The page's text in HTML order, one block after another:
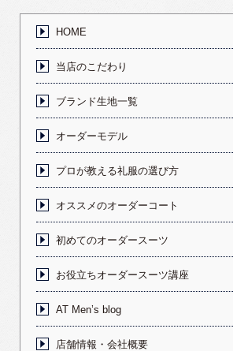
HOME
当店のこだわり
ブランド生地一覧
オーダーモデル
プロが教える礼服の選び方
オススメのオーダーコート
初めてのオーダースーツ
お役立ちオーダースーツ講座
AT Men’s blog
店舗情報・会社概要